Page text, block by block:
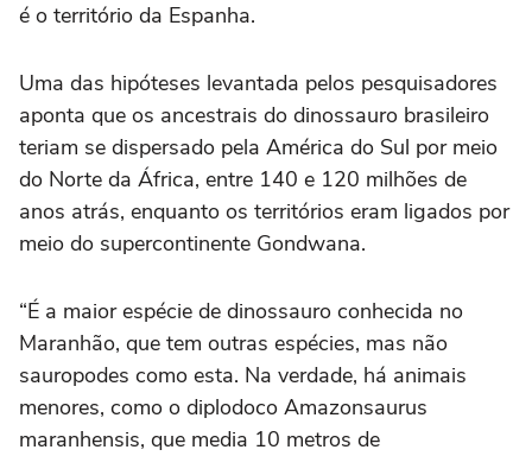
é o território da Espanha.
Uma das hipóteses levantada pelos pesquisadores
aponta que os ancestrais do dinossauro brasileiro
teriam se dispersado pela América do Sul por meio
do Norte da África, entre 140 e 120 milhões de
anos atrás, enquanto os territórios eram ligados por
meio do supercontinente Gondwana.
“É a maior espécie de dinossauro conhecida no
Maranhão, que tem outras espécies, mas não
sauropodes como esta. Na verdade, há animais
menores, como o diplodoco Amazonsaurus
maranhensis, que media 10 metros de